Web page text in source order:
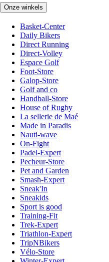
Onze winkels
Basket-Center
Daily Bikers
Direct Running
Direct-Volley
Espace Golf
Foot-Store
Galop-Store
Golf and co
Handball-Store
House of Rugby
La sellerie de Maé
Made in Paradis
Nauti-wave
On-Fight
Padel-Expert
Pecheur-Store
Pet and Garden
Smash-Expert
Sneak'In
Sneakids
Sport is good
Training-Fit
Trek-Expert
Triathlon-Expert
TripNBikers
Vélo-Store